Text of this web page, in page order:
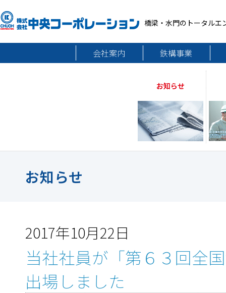
橋梁・水門のトータルエ
会社案内 鉄構事業
お知らせ
お知らせ
2017年10月22日
当社社員が「第６３回全
出場しました